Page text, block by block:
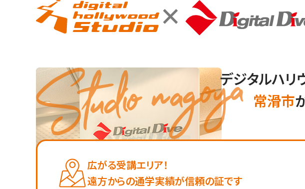
×
デジタルハリ
常滑市
広がる受講エリア！
遠方からの通学実績が信頼の証です